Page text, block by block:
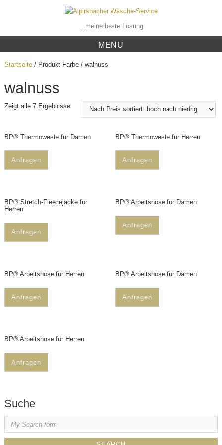
…meine beste Lösung
MENU
Startseite/ Produkt Farbe / walnuss
walnuss
Zeigt alle 7 Ergebnisse
BP® Thermoweste für Damen
Anfragen
BP® Thermoweste für Herren
Anfragen
BP® Stretch-Fleecejacke für
Herren
Anfragen
BP® Arbeitshose für Damen
Anfragen
BP® Arbeitshose für Herren
Anfragen
BP® Arbeitshose für Damen
Anfragen
BP® Arbeitshose für Herren
Anfragen
Suche